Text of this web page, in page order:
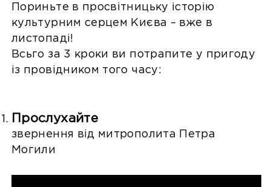
Пориньте в просвітницьку історію
культурним серцем Києва – вже в
листопаді!
Всьго за 3 кроки ви потрапите у пригоду
із провідником того часу:
Прослухайте
звернення від митрополита Петра
Могили